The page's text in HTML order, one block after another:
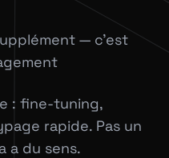
— c'est
: fine-tuning,
rapide. Pas un
a du sens.